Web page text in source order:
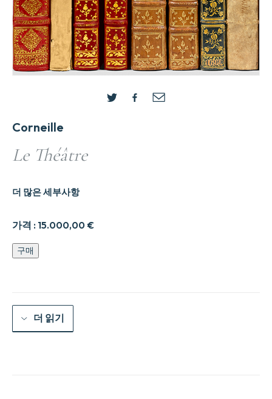
Corneille
Le Théâtre
가격 : 15.000,00 €
더 많은 세부사항
Le
The9e2tre
구매
더 읽기